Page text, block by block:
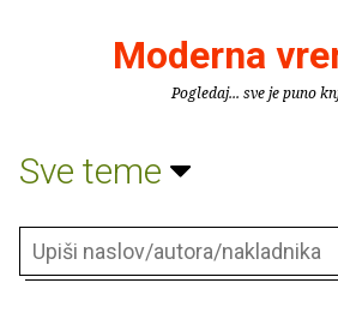
Moderna
Pogledaj... sve je puno
Sve teme